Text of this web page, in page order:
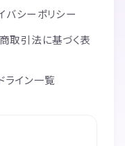
バシーポリシー
取引法に基づく表
ライン一覧